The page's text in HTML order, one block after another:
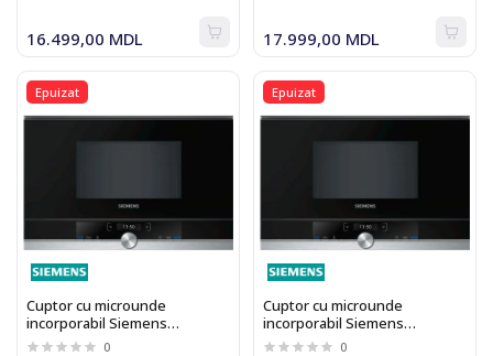
16.499,00 MDL 17.999,00 MDL
Epuizat
Cuptor cu microunde
incorporabil Siemens
BF634LGS1 0
Epuizat
Cuptor cu microunde
incorporabil Siemens
BF634RGS1 0